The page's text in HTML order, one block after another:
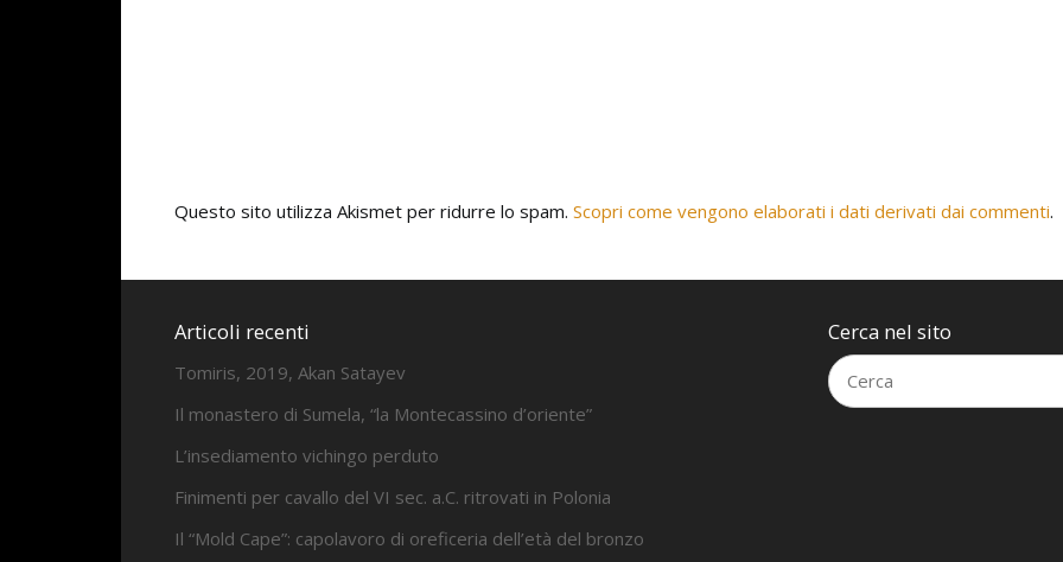
Questo sito utilizza Akismet per ridurre lo spam. Scopri come vengono elaborati i dati derivati dai commenti.
Articoli recenti
Tomiris, 2019, Akan Satayev
Il monastero di Sumela, “la Montecassino d’oriente”
L’insediamento vichingo perduto
Finimenti per cavallo del VI sec. a.C. ritrovati in Polonia
Il “Mold Cape”: capolavoro di oreficeria dell’età del bronzo
Cerca nel sito